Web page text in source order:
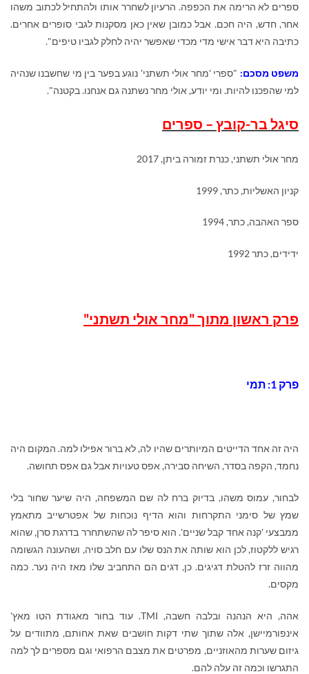
ספרים לא הרימה את הכפפה. הרעיון לשחרר אותו ולהתחיל לכתוב משהו
אחר, חדש, היה חכם. אבל כמובן שאין כאן מסקנות לגבי סופרים אחרים.
כתיבה היא דבר אישי מדי מכדי שאפשר יהיה לחלק לגביו טיפים".
משפט מסכם: "ספרי 'מחר אולי תשתני' נוגע בפער בין מי שחשבנו שנהיה
למי שהפכנו להיות. ומי יודע, אולי מחר נשתנה גם אנחנו. בקטנה".
סיגל בר-קובץ – ספרים
מחר אולי תשתני, כנרת זמורה ביתן, 2017
קניון האשליות, כתר, 1999
ספר האהבה, כתר, 1994
ידידים, כתר 1992
פרק ראשון מתוך "מחר אולי תשתני"
פרק 1: תמי
היה זה אחד הדייטים המיותרים שהיו לה, לא ברור אפילו למה. המקום היה
נחמד, הקפה בסדר, השיחה סבירה, אפס טעויות אבל גם אפס תחושה.
לבחור, עמוס משהו, בדיוק ברח לה שם המשפחה, היה שיער שחור בלי
שמץ של סימני התקרחות והוא הדיף נוכחות של אפטרשייב מתאמץ
ממבצעי 'קנה אחד קבל שניים'. הוא סיפר לה שהשתחרר בדרגת סרן, שהוא
רגיש ללקטוז, לכן הוא שותה את הנס שלו עם חלב סויה, ושהעונה הגשומה
מהווה זרז להטלת דגיגים. כן, דגים הם התחביב שלו מאז היה נער. כמה
מקסים.
אהה, היא הנהנה ובלבה חשבה, TMI. עוד בחור מאגודת הטו מאץ'
אינפורמיישן, אלה שתוך שתי דקות חושבים שאת אחותם, מתוודים על
גיזום שערות מהאוזניים, מפרטים את מצבם הרפואי וגם מספרים לך למה
התגרשו וכמה זה עלה להם.